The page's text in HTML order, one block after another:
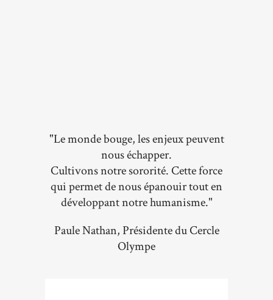
"Le monde bouge, les enjeux peuvent
nous échapper.
Cultivons notre sororité. Cette force
qui permet de nous épanouir tout en
développant notre humanisme."
Paule Nathan, Présidente du Cercle
Olympe